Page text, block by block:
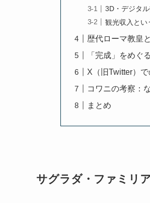
3D・デジタ
観光収入とい
歴代ローマ教皇
「完成」をめぐ
X（旧Twitter）
コワニの考察：
まとめ
サグラダ・ファミリ